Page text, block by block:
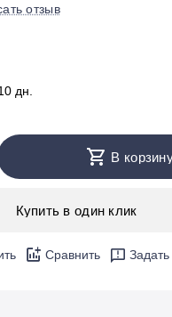
отзыв
дн.
В
Купить в один клик
Сравнить